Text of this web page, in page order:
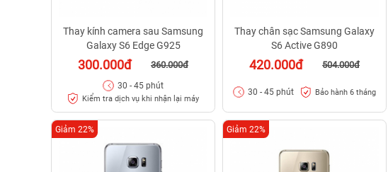
Thay kính camera sau Samsung
Galaxy S6 Edge G925
300.000đ 360.000đ
30 - 45 phút
Kiểm tra dịch vụ khi nhận lại máy
Thay chân sạc Samsung Galaxy
S6 Active G890
420.000đ 504.000đ
30 - 45 phút Bảo hành 6 tháng
Giảm 22% Giảm 22%